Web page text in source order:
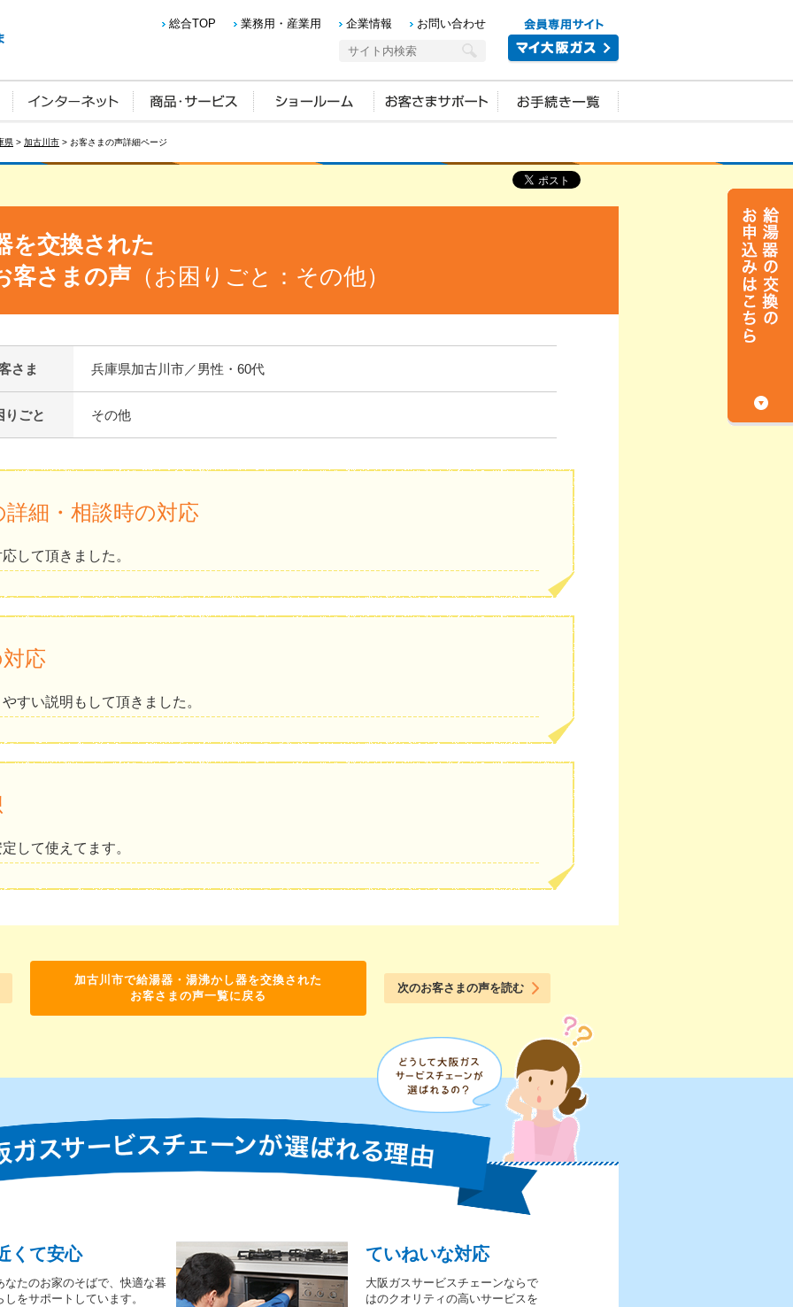
総合TOP 業務用・産業用 企業情報 お問い合わせ
県 > 加古川市 > お客さまの声詳細ページ
を交換された
客さまの声 （お困りごと：その他）
さま 兵庫県加古川市／男性・60代
りごと その他
細・相談時の対応
して頂きました。
応
すい説明もして頂きました。
して使えてます。
加古川市で給湯器・湯沸かし器を交換された
お客さまの声一覧に戻る
次のお客さまの声を読む
くて安心
なたのお家のそばで、快適な暮
しをサポートしています。
ていねいな対応
大阪ガスサービスチェーンならで
はのクオリティの高いサービスを